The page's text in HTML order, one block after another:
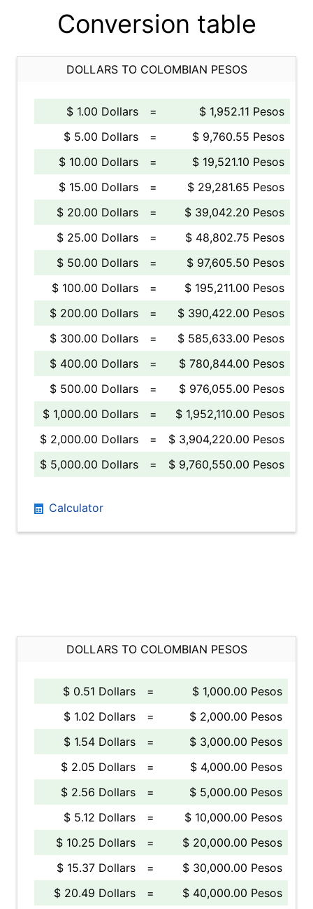
Conversion table
DOLLARS TO COLOMBIAN PESOS
$ 1.00 Dollars =
$ 1,952.11 Pesos
$ 5.00 Dollars
=
$ 9,760.55 Pesos
$ 10.00 Dollars
=
$ 19,521.10 Pesos
$ 15.00 Dollars
=
$ 29,281.65 Pesos
$ 20.00 Dollars
=
$ 39,042.20 Pesos
$ 25.00 Dollars
=
$ 48,802.75 Pesos
$ 50.00 Dollars
=
$ 97,605.50 Pesos
$ 100.00 Dollars
=
$ 195,211.00 Pesos
$ 200.00 Dollars
=
$ 390,422.00 Pesos
$ 300.00 Dollars
=
$ 585,633.00 Pesos
$ 400.00 Dollars
=
$ 780,844.00 Pesos
$ 500.00 Dollars
=
$ 976,055.00 Pesos
$ 1,000.00 Dollars
=
$ 1,952,110.00 Pesos
$ 2,000.00 Dollars
=
$ 3,904,220.00 Pesos
$ 5,000.00 Dollars
= $ 9,760,550.00 Pesos
Calculator
DOLLARS TO COLOMBIAN PESOS
$ 0.51 Dollars =
$ 1,000.00 Pesos
$ 1.02 Dollars
=
$ 2,000.00 Pesos
$ 1.54 Dollars
=
$ 3,000.00 Pesos
$ 2.05 Dollars
=
$ 4,000.00 Pesos
$ 2.56 Dollars
=
$ 5,000.00 Pesos
$ 5.12 Dollars
=
$ 10,000.00 Pesos
$ 10.25 Dollars
=
$ 20,000.00 Pesos
$ 15.37 Dollars
=
$ 30,000.00 Pesos
$ 20.49 Dollars
= $ 40,000.00 Pesos